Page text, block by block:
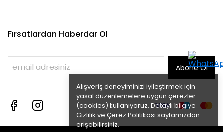
Alışveriş deneyiminizi iyileştirmek için
yasal düzenlemelere uygun çerezler
(cookies) kullanıyoruz. Detaylı bilgiye
Gizlilik ve Çerez Politikası sayfamızdan
erişebilirsiniz.
Fırsatlardan Haberdar Ol
Abone Ol